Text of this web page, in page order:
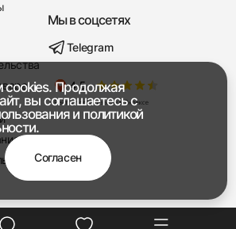
221-22-37
08:00 — 19:00
Мы в соцсетях
Telegram
Продолжая
вы соглашаетесь с
и политикой
Согласен